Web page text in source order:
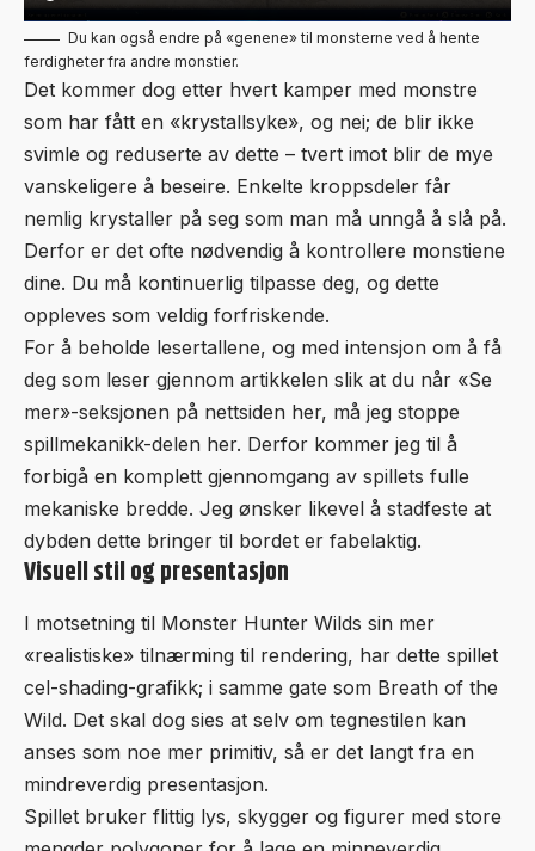
Du kan også endre på «genene» til monsterne ved å hente
ferdigheter fra andre monstier.
Det kommer dog etter hvert kamper med monstre
som har fått en «krystallsyke», og nei; de blir ikke
svimle og reduserte av dette – tvert imot blir de mye
vanskeligere å beseire. Enkelte kroppsdeler får
nemlig krystaller på seg som man må unngå å slå på.
Derfor er det ofte nødvendig å kontrollere monstiene
dine. Du må kontinuerlig tilpasse deg, og dette
oppleves som veldig forfriskende.
For å beholde lesertallene, og med intensjon om å få
deg som leser gjennom artikkelen slik at du når «Se
mer»-seksjonen på nettsiden her, må jeg stoppe
spillmekanikk-delen her. Derfor kommer jeg til å
forbigå en komplett gjennomgang av spillets fulle
mekaniske bredde. Jeg ønsker likevel å stadfeste at
dybden dette bringer til bordet er fabelaktig.
Visuell stil og presentasjon
I motsetning til Monster Hunter Wilds sin mer
«realistiske» tilnærming til rendering, har dette spillet
cel-shading-grafikk; i samme gate som Breath of the
Wild. Det skal dog sies at selv om tegnestilen kan
anses som noe mer primitiv, så er det langt fra en
mindreverdig presentasjon.
Spillet bruker flittig lys, skygger og figurer med store